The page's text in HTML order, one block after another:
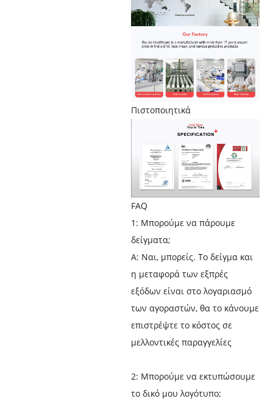
Πιστοποιητικά
FAQ
1: Μπορούμε να πάρουμε
δείγματα;
Α: Ναι, μπορείς. Το δείγμα και
η μεταφορά των εξπρές
εξόδων είναι στο λογαριασμό
των αγοραστών, θα το κάνουμε
επιστρέψτε το κόστος σε
μελλοντικές παραγγελίες
2: Μπορούμε να εκτυπώσουμε
το δικό μου λογότυπο;